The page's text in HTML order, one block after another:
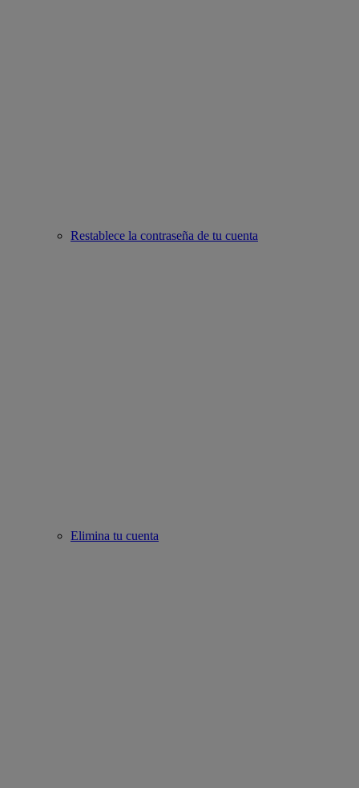
Restablece la contraseña de tu cuenta
Elimina tu cuenta